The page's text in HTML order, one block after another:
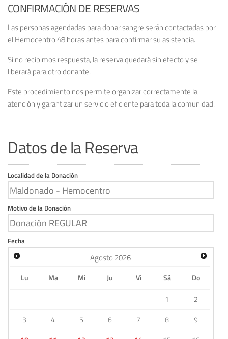
CONFIRMACIÓN DE RESERVAS
Las personas agendadas para donar sangre serán contactadas por
el Hemocentro 48 horas antes para confirmar su asistencia.
Si no recibimos respuesta, la reserva quedará sin efecto y se
liberará para otro donante.
Este procedimiento nos permite organizar correctamente la
atención y garantizar un servicio eficiente para toda la comunidad.
Datos de la Reserva
Localidad de la Donación
Motivo de la Donación
Fecha
Agosto 2026
Lu Ma Mi Ju Vi Sá Do
1
2
3
4 5 6 7 8
9